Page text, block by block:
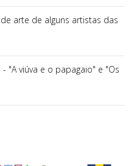
arte de alguns artistas das
"A viúva e o papagaio" e "Os